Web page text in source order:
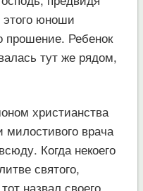
юноши
прошение. Ребенок
тут же рядом,
христианства
милостивого врача
Когда некоего
святого,
назвал своего